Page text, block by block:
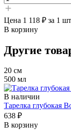
Цена 1 118 ₽ за 1
В корзину
Другие
20 см
500 мл
В наличии
Тарелка глубокая
638 ₽
В корзину